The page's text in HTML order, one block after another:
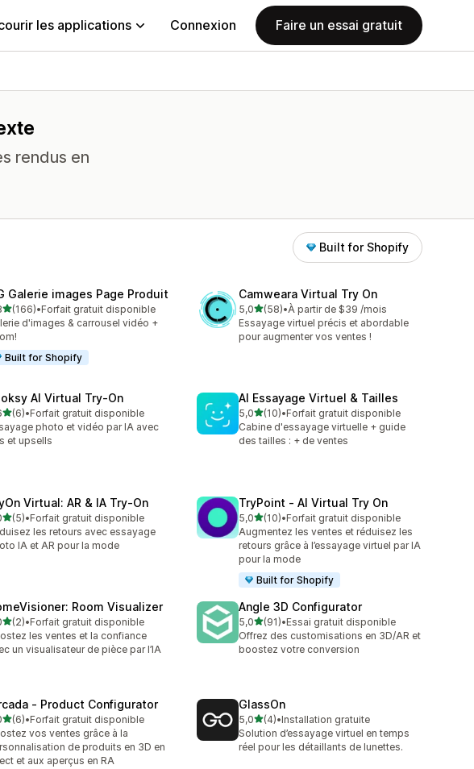
les applications Connexion Faire un essai gratuit
rendus en
Built for Shopify
Galerie images Page Produit
étoile(s) sur 5
(166)
avis au total
•Forfait gratuit disponible
d'images & carrousel vidéo +
Built for Shopify
Camweara Virtual Try On
5,0étoile(s) sur 5
(58)
58 avis au total
•À partir de $39 /mois
Essayage virtuel précis et abordable
pour augmenter vos ventes !
AI Virtual Try‑On
étoile(s) sur 5
(6)au total
•Forfait gratuit disponible
photo et vidéo par IA avec
et upsells
AI Essayage Virtuel & Tailles
5,0étoile(s) sur 5
(10)
10 avis au total
•Forfait gratuit disponible
Cabine d'essayage virtuelle + guide
des tailles : + de ventes
Virtual: AR & IA Try‑On
étoile(s) sur 5
(5)au total
•Forfait gratuit disponible
les retours avec essayage
IA et AR pour la mode
TryPoint ‑ AI Virtual Try On
5,0étoile(s) sur 5
(10)
10 avis au total
•Forfait gratuit disponible
Augmentez les ventes et réduisez les
retours grâce à l’essayage virtuel par IA
pour la mode
Built for Shopify
Room Visualizer
étoile(s) sur 5
(2)au total
•Forfait gratuit disponible
les ventes et la confiance
un visualisateur de pièce par l’IA
Angle 3D Configurator
5,0étoile(s) sur 5
(91)
91 avis au total
•Essai gratuit disponible
Offrez des customisations en 3D/AR et
boostez votre conversion
‑ Product Configurator
étoile(s) sur 5
(6)au total
•Forfait gratuit disponible
vos ventes grâce à la
de produits en 3D en
et aux aperçus en RA
GlassOn
5,0étoile(s) sur 5
(4)
4 avis au total
•Installation gratuite
Solution d’essayage virtuel en temps
réel pour les détaillants de lunettes.